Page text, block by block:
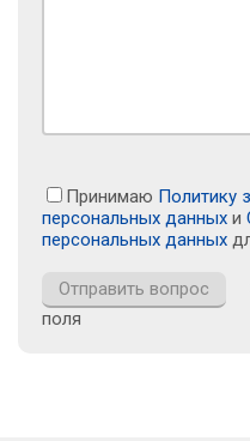
Принимаю Политику
персональных данных и
персональных данных
поля